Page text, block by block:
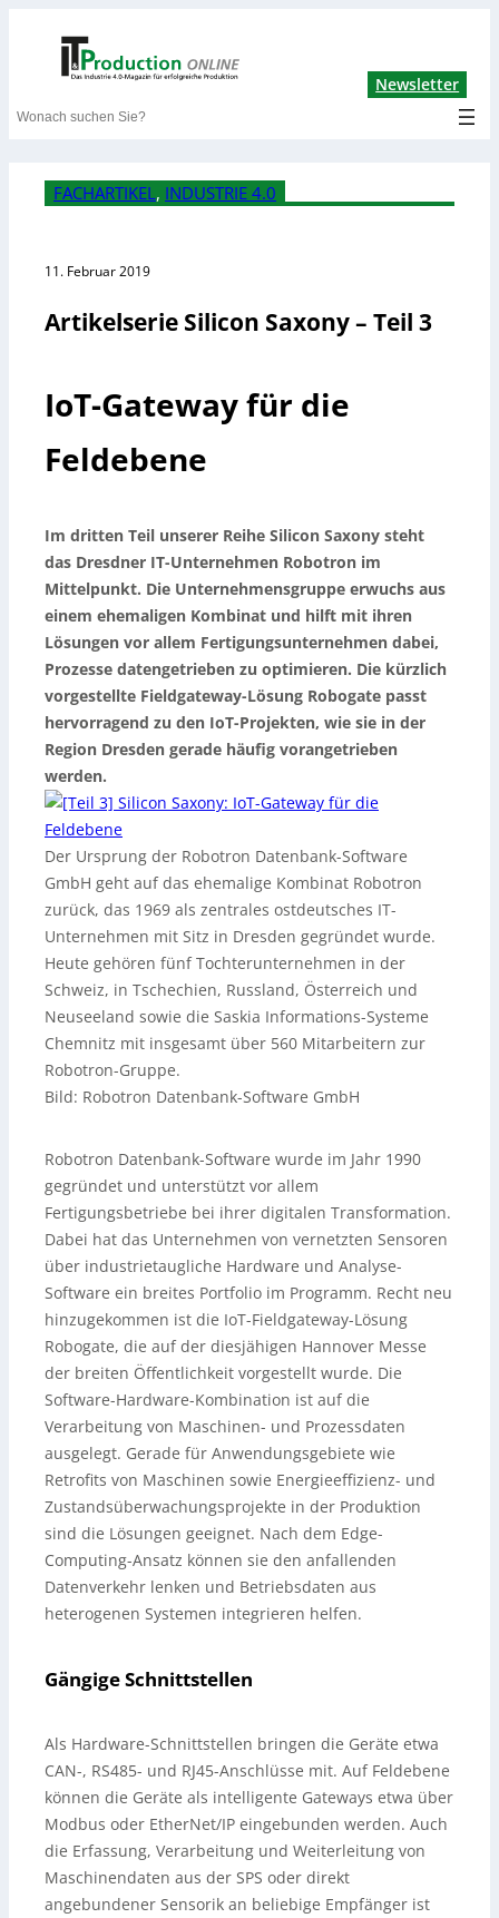
Newsletter
Search
FACHARTIKEL , INDUSTRIE 4.0
11. Februar 2019
Artikelserie Silicon Saxony – Teil 3
IoT-Gateway für die
Feldebene
Im dritten Teil unserer Reihe Silicon Saxony steht
das Dresdner IT-Unternehmen Robotron im
Mittelpunkt. Die Unternehmensgruppe erwuchs aus
einem ehemaligen Kombinat und hilft mit ihren
Lösungen vor allem Fertigungsunternehmen dabei,
Prozesse datengetrieben zu optimieren. Die kürzlich
vorgestellte Fieldgateway-Lösung Robogate passt
hervorragend zu den IoT-Projekten, wie sie in der
Region Dresden gerade häufig vorangetrieben
werden.
Der Ursprung der Robotron Datenbank-Software
GmbH geht auf das ehemalige Kombinat Robotron
zurück, das 1969 als zentrales ostdeutsches IT-
Unternehmen mit Sitz in Dresden gegründet wurde.
Heute gehören fünf Tochterunternehmen in der
Schweiz, in Tschechien, Russland, Österreich und
Neuseeland sowie die Saskia Informations-Systeme
Chemnitz mit insgesamt über 560 Mitarbeitern zur
Robotron-Gruppe.
Bild: Robotron Datenbank-Software GmbH
Robotron Datenbank-Software wurde im Jahr 1990
gegründet und unterstützt vor allem
Fertigungsbetriebe bei ihrer digitalen Transformation.
Dabei hat das Unternehmen von vernetzten Sensoren
über industrietaugliche Hardware und Analyse-
Software ein breites Portfolio im Programm. Recht neu
hinzugekommen ist die IoT-Fieldgateway-Lösung
Robogate, die auf der diesjähigen Hannover Messe
der breiten Öffentlichkeit vorgestellt wurde. Die
Software-Hardware-Kombination ist auf die
Verarbeitung von Maschinen- und Prozessdaten
ausgelegt. Gerade für Anwendungsgebiete wie
Retrofits von Maschinen sowie Energieeffizienz- und
Zustandsüberwachungsprojekte in der Produktion
sind die Lösungen geeignet. Nach dem Edge-
Computing-Ansatz können sie den anfallenden
Datenverkehr lenken und Betriebsdaten aus
heterogenen Systemen integrieren helfen.
Gängige Schnittstellen
Als Hardware-Schnittstellen bringen die Geräte etwa
CAN-, RS485- und RJ45-Anschlüsse mit. Auf Feldebene
können die Geräte als intelligente Gateways etwa über
Modbus oder EtherNet/IP eingebunden werden. Auch
die Erfassung, Verarbeitung und Weiterleitung von
Maschinendaten aus der SPS oder direkt
angebundener Sensorik an beliebige Empfänger ist